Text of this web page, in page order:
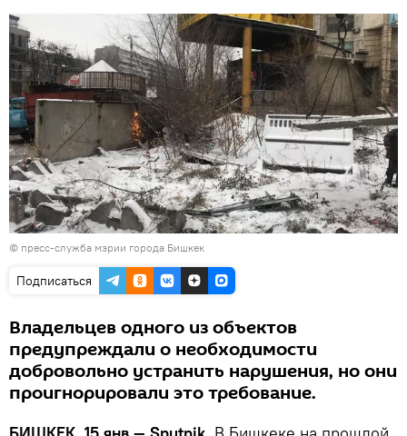
© пресс-служба мэрии города Бишкек
Подписаться
Владельцев одного из объектов
предупреждали о необходимости
добровольно устранить нарушения, но они
проигнорировали это требование.